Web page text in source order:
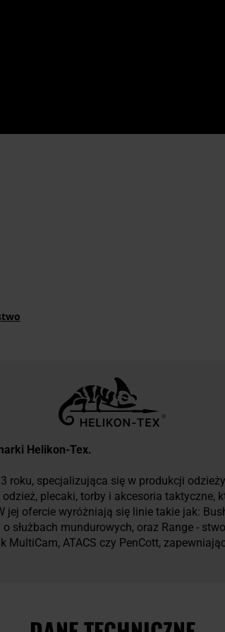
Helikon-Tex.
roku, specjalizująca się w produkcji
plecaki, torby i akcesoria taktyczne,
ofercie wyróżniają się linie takie jak:
służbach mundurowych, oraz Range -
ATACS czy PenCott,